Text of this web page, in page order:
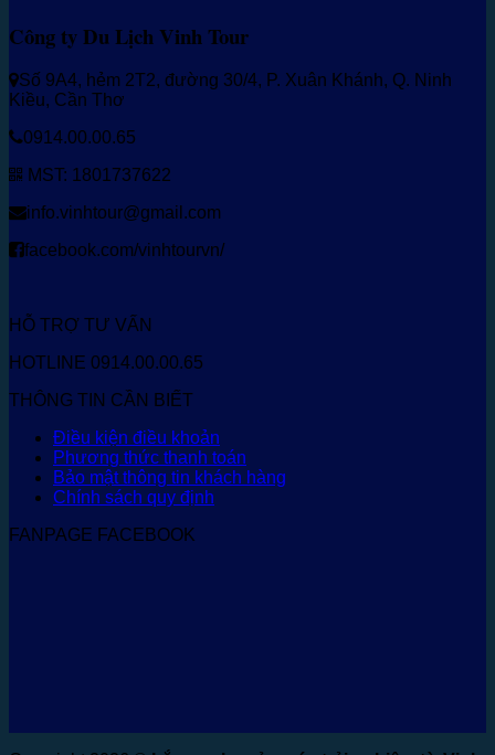
Công ty Du Lịch Vinh Tour
Số 9A4, hẻm 2T2, đường 30/4, P. Xuân Khánh, Q. Ninh
Kiều, Cần Thơ
0914.00.00.65
MST: 1801737622
info.vinhtour@gmail.com
facebook.com/vinhtourvn/
HỖ TRỢ TƯ VẤN
HOTLINE 0914.00.00.65
THÔNG TIN CẦN BIẾT
Điều kiện điều khoản
Phương thức thanh toán
Bảo mật thông tin khách hàng
Chính sách quy định
FANPAGE FACEBOOK